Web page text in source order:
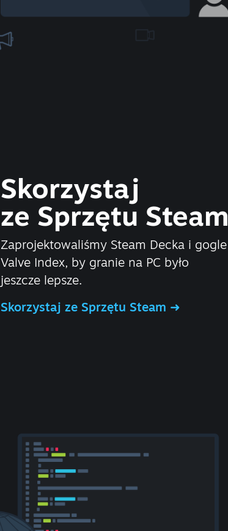
Skorzystaj
ze Sprzętu Steam
Zaprojektowaliśmy Steam Decka i gogle
Valve Index, by granie na PC było
jeszcze lepsze.
Skorzystaj ze Sprzętu Steam